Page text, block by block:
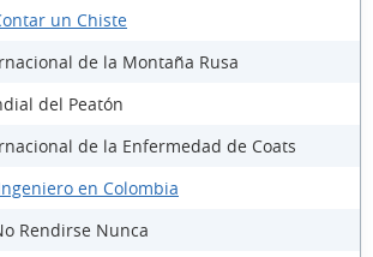
un Chiste
de la Montaña Rusa
del Peatón
de la Enfermedad de Coats
en Colombia
Rendirse Nunca